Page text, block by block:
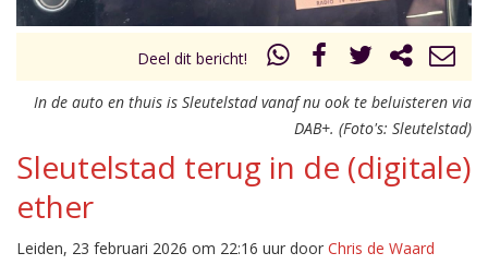
Deel dit bericht!
In de auto en thuis is Sleutelstad vanaf nu ook te beluisteren via
DAB+. (Foto's: Sleutelstad)
Sleutelstad terug in de (digitale)
ether
Leiden, 23 februari 2026 om 22:16 uur door Chris de Waard